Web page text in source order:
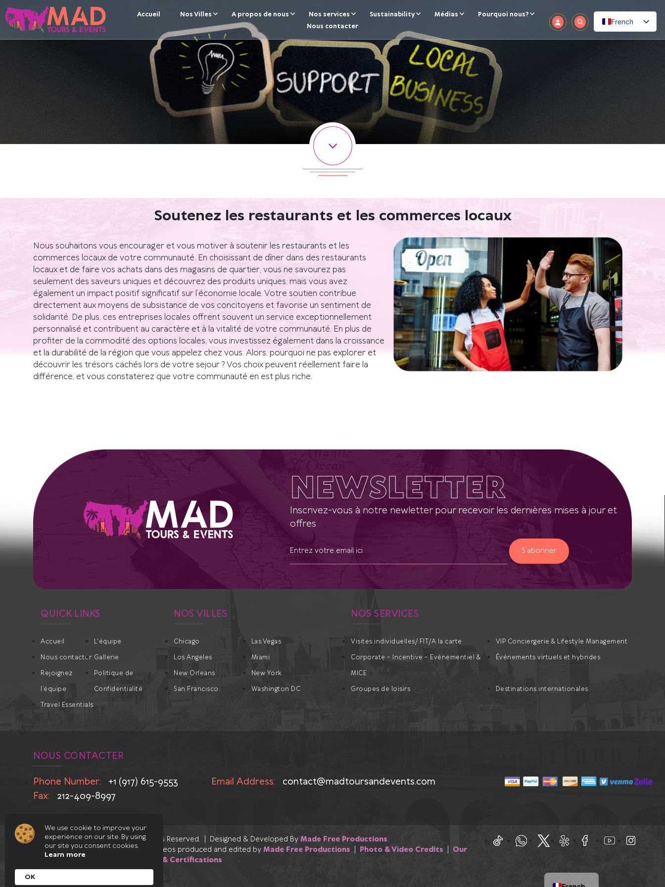
Accueil Nos Villes A propos de nous Nos services Sustainability Médias
Pourquoi nous?
Nous contacter
French
Soutenez les restaurants et les commerces locaux
Nous souhaitons vous encourager et vous motiver à soutenir les restaurants et les
commerces locaux de votre communauté. En choisissant de dîner dans des restaurants
locaux et de faire vos achats dans des magasins de quartier, vous ne savourez pas
seulement des saveurs uniques et découvrez des produits uniques, mais vous avez
également un impact positif significatif sur l’économie locale. Votre soutien contribue
directement aux moyens de subsistance de vos concitoyens et favorise un sentiment de
solidarité. De plus, ces entreprises locales offrent souvent un service exceptionnellement
personnalisé et contribuent au caractère et à la vitalité de votre communauté. En plus de
profiter de la commodité des options locales, vous investissez également dans la croissance
et la durabilité de la région que vous appelez chez vous. Alors, pourquoi ne pas explorer et
découvrir les trésors cachés lors de votre sejour ? Vos choix peuvent réellement faire la
différence, et vous constaterez que votre communauté en est plus riche.
NEWSLETTER
Inscrivez-vous à notre newletter pour recevoir les dernières mises à jour et
offres
S’abonner
QUICK LINKS
Accueil
L'équipe
Nous contacter Gallerie
Rejoignez
l’équipe
Politique de
Confidentialité
Travel Essentials
NOS VILLES
Chicago
Las Vegas
Los Angeles
Miami
New Orleans
New York
San Francisco
Washington DC
NOS SERVICES
Visites individuelles/ FIT/A la carte
VIP Conciergerie & Lifestyle Management
Corporate – Incentive – Evénementiel &
MICE
Événements virtuels et hybrides
Groupes de loisirs Destinations internationales
We use cookie to improve your
experience on our site. By using
our site you consent cookies.
Learn more
OK
NOUS CONTACTER
Phone Number:
+1 (917) 615-9553
Fax:
212-409-8997
Email Address: contact@madtoursandevents.com
© 2026Mad Tours & EventsAll Rights Reserved. | Designed & Developed By Made Free Productions.
Illustration byVicente Perpiñá. | Videos produced and edited by Made Free Productions Photo & Video Credits
Our
Industry Affiliations, Partnerships & Certifications